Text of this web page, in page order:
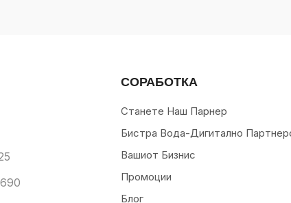
СОРАБОТКА
Станете Наш Парнер
Бистра Вода-Дигитално
Вашиот Бизнис
Промоции
Блог